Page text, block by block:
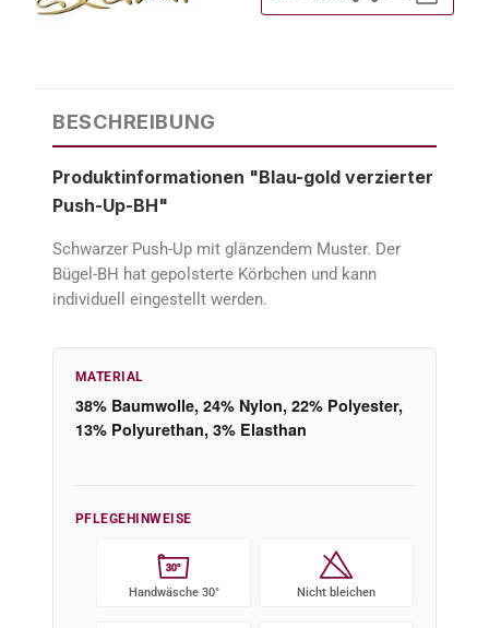
BESCHREIBUNG
Produktinformationen "Blau-gold verzierter
Push-Up-BH"
Schwarzer Push-Up mit glänzendem Muster. Der
Bügel-BH hat gepolsterte Körbchen und kann
individuell eingestellt werden.
MATERIAL
38% Baumwolle, 24% Nylon, 22% Polyester,
13% Polyurethan, 3% Elasthan
PFLEGEHINWEISE
30°
Handwäsche 30° Nicht bleichen